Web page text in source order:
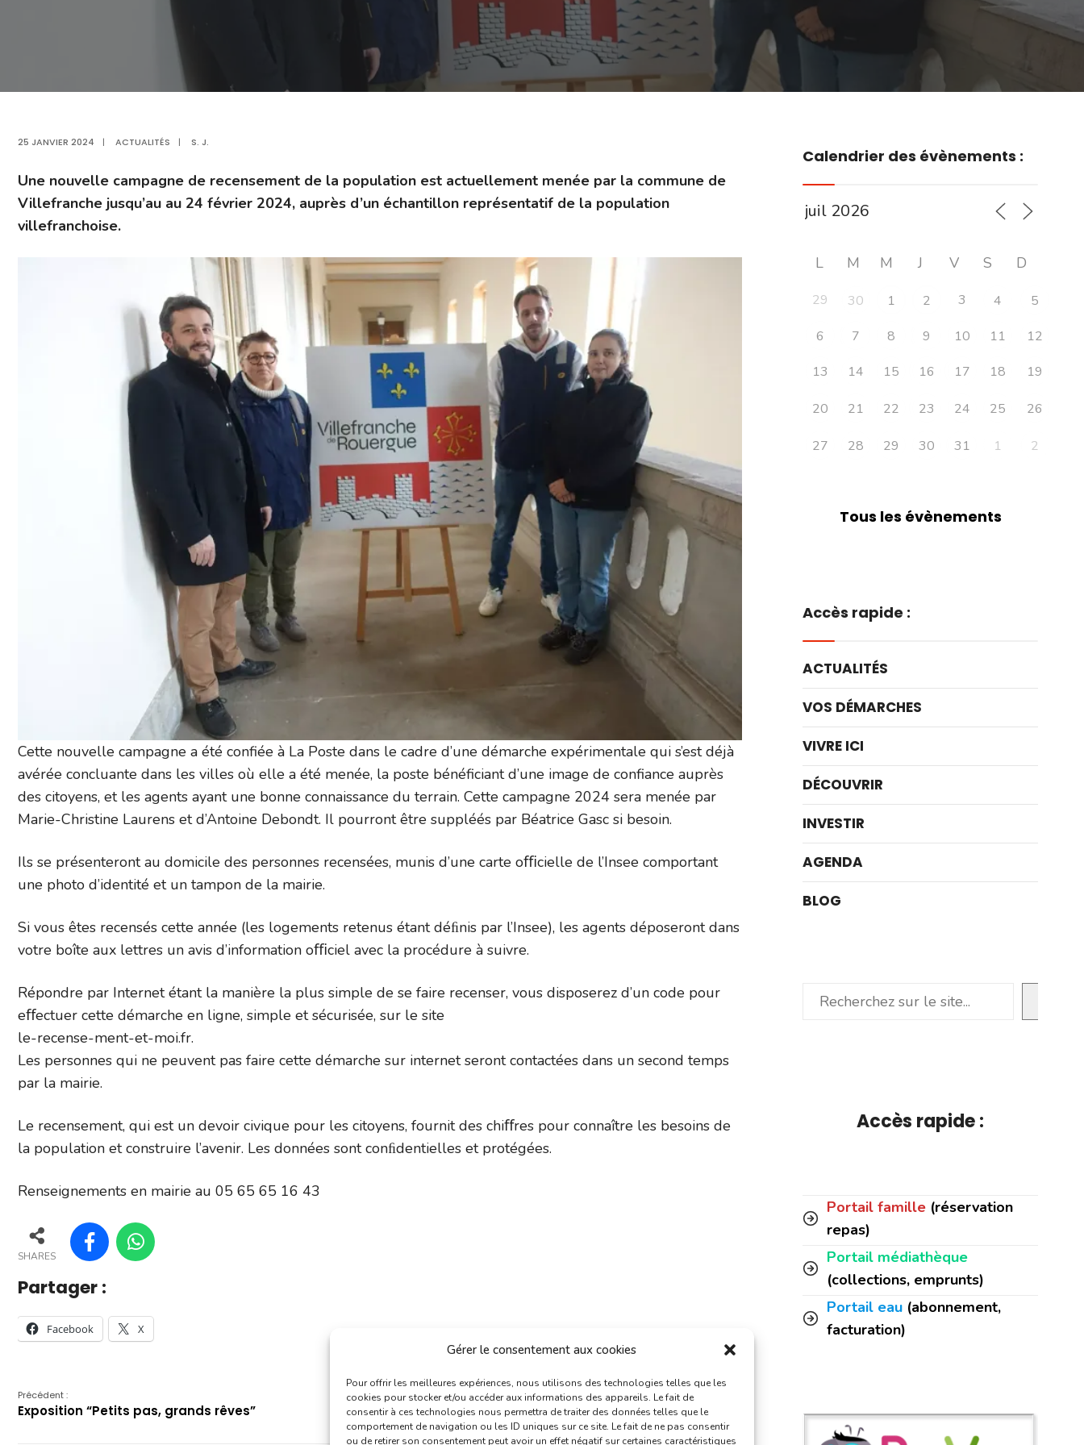
Gérer le consentement aux cookies
Pour offrir les meilleures expériences, nous utilisons des technologies telles que les
cookies pour stocker et/ou accéder aux informations des appareils. Le fait de
consentir à ces technologies nous permettra de traiter des données telles que le
comportement de navigation ou les ID uniques sur ce site. Le fait de ne pas consentir
ou de retirer son consentement peut avoir un effet négatif sur certaines caractéristiques
25 JANVIER 2024 | ACTUALITÉS | S. J.
Une nouvelle campagne de recensement de la population est actuellement menée par la commune de
Villefranche jusqu’au au 24 février 2024, auprès d’un échantillon représentatif de la population
villefranchoise.
Cette nouvelle campagne a été confiée à La Poste dans le cadre d’une démarche expérimentale qui s’est déjà
avérée concluante dans les villes où elle a été menée, la poste bénéficiant d’une image de confiance auprès
des citoyens, et les agents ayant une bonne connaissance du terrain. Cette campagne 2024 sera menée par
Marie-Christine Laurens et d’Antoine Debondt. Il pourront être suppléés par Béatrice Gasc si besoin.
Ils se présenteront au domicile des personnes recensées, munis d’une carte oﬃcielle de l’Insee comportant
une photo d’identité et un tampon de la mairie.
Si vous êtes recensés cette année (les logements retenus étant déﬁnis par l’Insee), les agents déposeront dans
votre boîte aux lettres un avis d’information oﬃciel avec la procédure à suivre.
Répondre par Internet étant la manière la plus simple de se faire recenser, vous disposerez d’un code pour
eﬀectuer cette démarche en ligne, simple et sécurisée, sur le site
le-recense-ment-et-moi.fr.
Les personnes qui ne peuvent pas faire cette démarche sur internet seront contactées dans un second temps
par la mairie.
Le recensement, qui est un devoir civique pour les citoyens, fournit des chiﬀres pour connaître les besoins de
la population et construire l’avenir. Les données sont conﬁdentielles et protégées.
Renseignements en mairie au 05 65 65 16 43
SHARES
Partager :
Facebook X
Précédent :
Exposition “Petits pas, grands rêves” Ce dimanche au théâtre municipal
Calendrier des évènements :
L M M J V S D
29 30 1 2 3 4
5
6
7 8 9 10 11
12
13
14 15 16 17 18 19
20 21 22 23 24 25 26
27 28 29 30 31 1 2
Tous les évènements
Accès rapide :
ACTUALITÉS
VOS DÉMARCHES
VIVRE ICI
DÉCOUVRIR
INVESTIR
AGENDA
BLOG
Rechercher
Accès rapide :
Portail famille (réservation
repas)
Portail médiathèque
(collections, emprunts)
Portail eau (abonnement,
facturation)